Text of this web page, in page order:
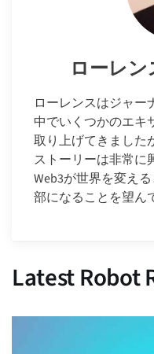
ローレ
ローレンスはジャー
中でいくつかのエキ
取り上げてきました
ストーリーは非常に
Web3が世界を変え
部になることを望ん
Latest Robot